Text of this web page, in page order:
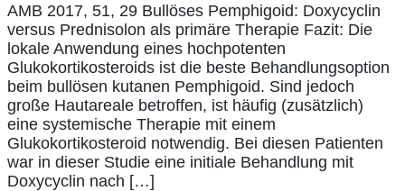
AMB 2017, 51, 29 Bullöses Pemphigoid: Doxycyclin
versus Prednisolon als primäre Therapie Fazit: Die
lokale Anwendung eines hochpotenten
Glukokortikosteroids ist die beste Behandlungsoption
beim bullösen kutanen Pemphigoid. Sind jedoch
große Hautareale betroffen, ist häufig (zusätzlich)
eine systemische Therapie mit einem
Glukokortikosteroid notwendig. Bei diesen Patienten
war in dieser Studie eine initiale Behandlung mit
Doxycyclin nach […]